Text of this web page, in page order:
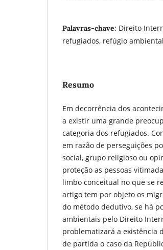
Palavras-chave: Direito
refugiados, refúgio ambiental
Resumo
Em decorrência dos
a existir uma grande
categoria dos refugiados.
em razão de perseguições
social, grupo religioso ou
proteção as pessoas
limbo conceitual no que se
artigo tem por objeto os
do método dedutivo, se há
ambientais pelo Direito
problematizará a existência
de partida o caso da